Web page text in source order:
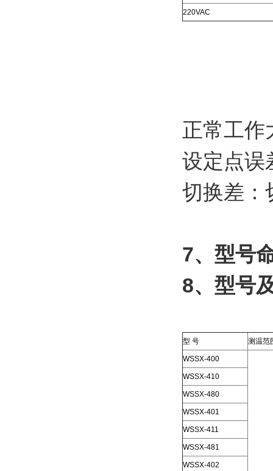
220VAC
正常工
设定点误
切换差：
7、型号
8、型号
型 号 测温
WSSX-400
WSSX-410
WSSX-480
WSSX-401
WSSX-411
WSSX-481
WSSX-402